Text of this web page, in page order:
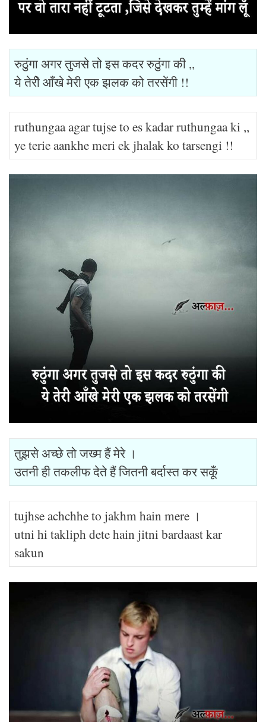
रुठुंगा अगर तुजसे तो इस कदर रुठुंगा की ,,
ये तेरीे आँखे मेरी एक झलक को तरसेंगी !!
ruthungaa agar tujse to es kadar ruthungaa ki ,,
ye terie aankhe meri ek jhalak ko tarsengi !!
तुझसे अच्छे तो जख्म हैं मेरे ।
उतनी ही तकलीफ देते हैं जितनी बर्दास्त कर सकूँ
tujhse achchhe to jakhm hain mere ।
utni hi takliph dete hain jitni bardaast kar
sakun